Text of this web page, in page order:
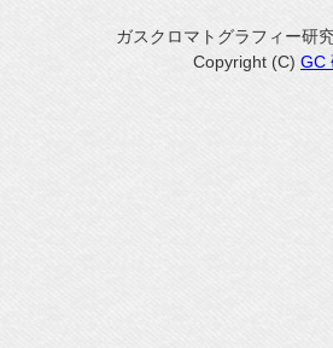
ガスクロマトグラフィー研
Copyright (C) GC